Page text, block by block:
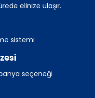
elinize ulaşır.
sistemi
seçeneği